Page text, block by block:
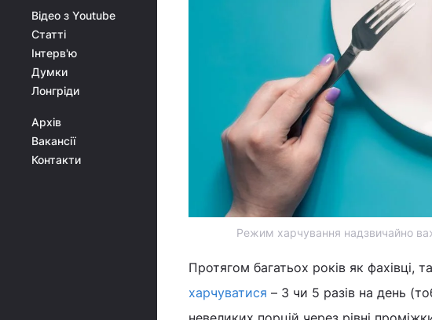
Відео з Youtube
Статті
Інтерв'ю
Думки
Лонгріди
Архів
Вакансії
Контакти
Режим харчування надзвичайно
Протягом багатьох років як фахівці,
харчуватися – 3 чи 5 разів на день